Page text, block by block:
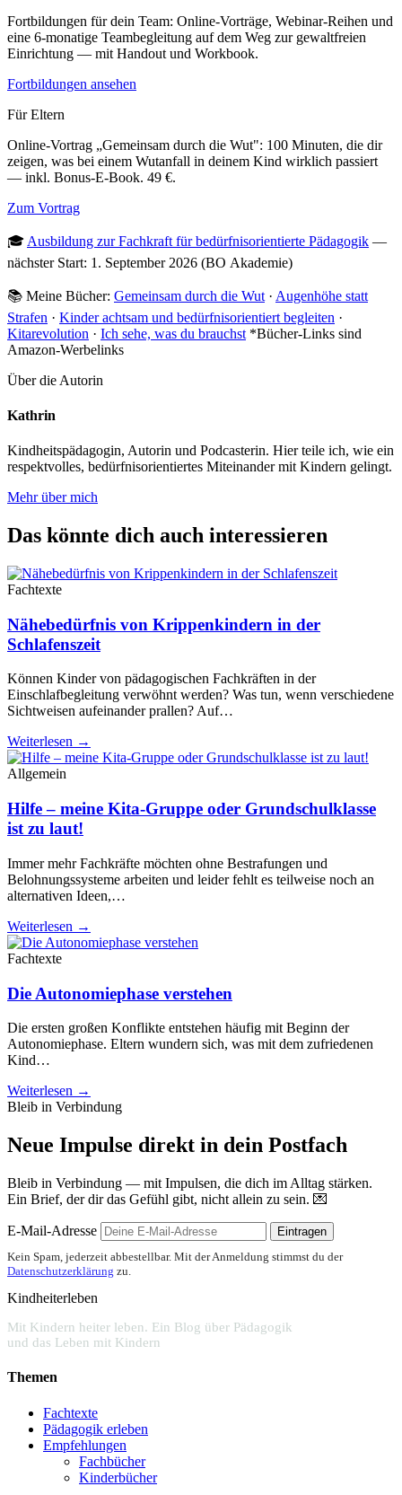
Fortbildungen für dein Team: Online-Vorträge, Webinar-Reihen und
eine 6-monatige Teambegleitung auf dem Weg zur gewaltfreien
Einrichtung — mit Handout und Workbook.
Fortbildungen ansehen
Für Eltern
Online-Vortrag „Gemeinsam durch die Wut": 100 Minuten, die dir
zeigen, was bei einem Wutanfall in deinem Kind wirklich passiert
— inkl. Bonus-E-Book. 49 €.
Zum Vortrag
🎓 Ausbildung zur Fachkraft für bedürfnisorientierte Pädagogik —
nächster Start: 1. September 2026 (BO Akademie)
📚 Meine Bücher: Gemeinsam durch die Wut · Augenhöhe statt
Strafen · Kinder achtsam und bedürfnisorientiert begleiten ·
Kitarevolution · Ich sehe, was du brauchst *Bücher-Links sind
Amazon-Werbelinks
Über die Autorin
Kathrin
Kindheitspädagogin, Autorin und Podcasterin. Hier teile ich, wie ein
respektvolles, bedürfnisorientiertes Miteinander mit Kindern gelingt.
Mehr über mich
Das könnte dich auch interessieren
Fachtexte
Nähebedürfnis von Krippenkindern in der
Schlafenszeit
Können Kinder von pädagogischen Fachkräften in der
Einschlafbegleitung verwöhnt werden? Was tun, wenn verschiedene
Sichtweisen aufeinander prallen? Auf…
Weiterlesen →
Allgemein
Hilfe – meine Kita-Gruppe oder Grundschulklasse
ist zu laut!
Immer mehr Fachkräfte möchten ohne Bestrafungen und
Belohnungssysteme arbeiten und leider fehlt es teilweise noch an
alternativen Ideen,…
Weiterlesen →
Fachtexte
Die Autonomiephase verstehen
Die ersten großen Konflikte entstehen häufig mit Beginn der
Autonomiephase. Eltern wundern sich, was mit dem zufriedenen
Kind…
Weiterlesen →
Bleib in Verbindung
Neue Impulse direkt in dein Postfach
Bleib in Verbindung — mit Impulsen, die dich im Alltag stärken.
Ein Brief, der dir das Gefühl gibt, nicht allein zu sein. 💌
E-Mail-Adresse
Eintragen
Kein Spam, jederzeit abbestellbar. Mit der Anmeldung stimmst du der
Datenschutzerklärung zu.
Kindheiterleben
Mit Kindern heiter leben. Ein Blog über Pädagogik
und das Leben mit Kindern
Themen
Fachtexte
Pädagogik erleben
Empfehlungen
Fachbücher
Kinderbücher